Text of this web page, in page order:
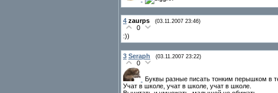
4 zaurps (03.11.2007 23:46)
0
:))
3 Seraph (03.11.2007 23:22)
0
Буквы разные писать тонким перышком в
Учат в школе, учат в школе, учат в школе.